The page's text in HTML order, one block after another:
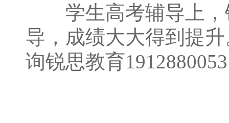
学生高考辅导上，
导，成绩大大得到提
询锐思教育